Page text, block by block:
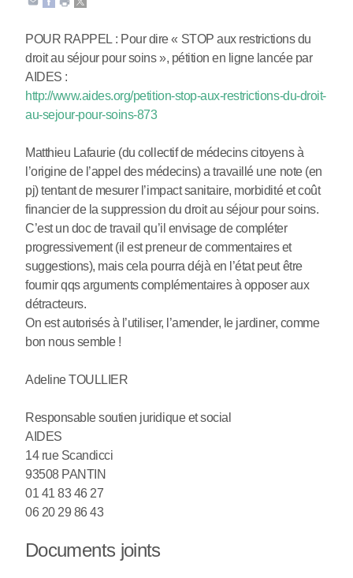
POUR RAPPEL : Pour dire « STOP aux restrictions du
droit au séjour pour soins », pétition en ligne lancée par
AIDES :
http://www.aides.org/petition-stop-aux-restrictions-du-droit-
au-sejour-pour-soins-873
Matthieu Lafaurie (du collectif de médecins citoyens à
l’origine de l’appel des médecins) a travaillé une note (en
pj) tentant de mesurer l’impact sanitaire, morbidité et coût
financier de la suppression du droit au séjour pour soins.
C’est un doc de travail qu’il envisage de compléter
progressivement (il est preneur de commentaires et
suggestions), mais cela pourra déjà en l’état peut être
fournir qqs arguments complémentaires à opposer aux
détracteurs.
On est autorisés à l’utiliser, l’amender, le jardiner, comme
bon nous semble !
Adeline TOULLIER
Responsable soutien juridique et social
AIDES
14 rue Scandicci
93508 PANTIN
01 41 83 46 27
06 20 29 86 43
Documents joints